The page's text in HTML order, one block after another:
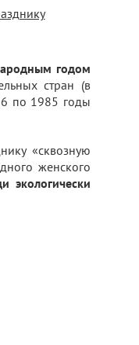
годом
стран (в
по 1985 годы
«сквозную
женского
экологически